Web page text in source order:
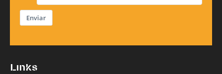
Enviar
Links